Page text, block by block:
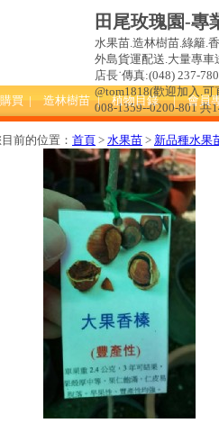
田尾玫瑰園-專
水果苗.造林樹苗.綠籬.
外島貨運配送.大量專車
店長˙傳真:(048) 237-
@tom1818(歡迎加入.
008-1359--0200-801 共
買 | 造林樹苗 | 植物目錄 | 會員
前的位置： 首頁 > 水果苗 > 新品種水果